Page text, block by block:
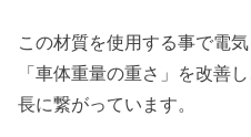
この材質を使用する事で電
「車体重量の重さ」を改善
長に繋がっています。